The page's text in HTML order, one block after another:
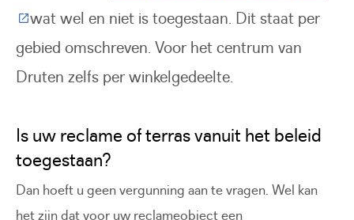
(Deze link gaat naar een externe website)
wat wel en niet is toegestaan. Dit staat per
gebied omschreven. Voor het centrum van
Druten zelfs per winkelgedeelte.
Is uw reclame of terras vanuit het beleid
toegestaan?
Dan hoeft u geen vergunning aan te vragen. Wel kan
het zijn dat voor uw reclameobject een